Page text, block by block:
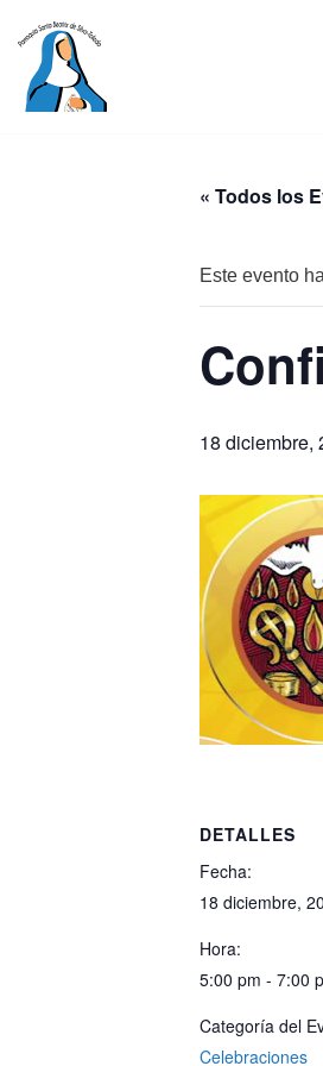
Saltar
contenido
« Todos los
Este evento
18 diciembre,
DETALLES
Fecha:
18 diciembre,
Hora:
5:00 pm - 7:00
Categoría del
Celebraciones